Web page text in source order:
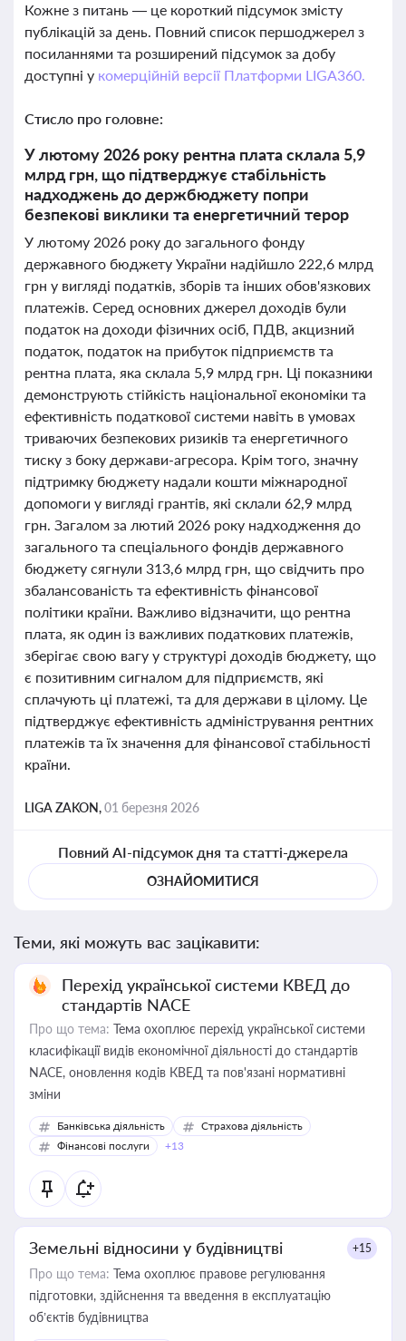
Кожне з питань — це короткий підсумок змісту
публікацій за день. Повний список першоджерел з
посиланнями та розширений підсумок за добу
доступні у комерційній версії Платформи LIGA360.
Стисло про головне:
У лютому 2026 року рентна плата склала 5,9
млрд грн, що підтверджує стабільність
надходжень до держбюджету попри
безпекові виклики та енергетичний терор
У лютому 2026 року до загального фонду
державного бюджету України надійшло 222,6 млрд
грн у вигляді податків, зборів та інших обов'язкових
платежів. Серед основних джерел доходів були
податок на доходи фізичних осіб, ПДВ, акцизний
податок, податок на прибуток підприємств та
рентна плата, яка склала 5,9 млрд грн. Ці показники
демонструють стійкість національної економіки та
ефективність податкової системи навіть в умовах
триваючих безпекових ризиків та енергетичного
тиску з боку держави-агресора. Крім того, значну
підтримку бюджету надали кошти міжнародної
допомоги у вигляді грантів, які склали 62,9 млрд
грн. Загалом за лютий 2026 року надходження до
загального та спеціального фондів державного
бюджету сягнули 313,6 млрд грн, що свідчить про
збалансованість та ефективність фінансової
політики країни. Важливо відзначити, що рентна
плата, як один із важливих податкових платежів,
зберігає свою вагу у структурі доходів бюджету, що
є позитивним сигналом для підприємств, які
сплачують ці платежі, та для держави в цілому. Це
підтверджує ефективність адміністрування рентних
платежів та їх значення для фінансової стабільності
країни.
LIGA ZAKON,01 березня 2026
Повний AI-підсумок дня та статті-джерела
ОЗНАЙОМИТИСЯ
Теми, які можуть вас зацікавити:
Перехід української системи КВЕД до
стандартів NACE
Про що тема: Тема охоплює перехід української системи
класифікації видів економічної діяльності до стандартів
NACE, оновлення кодів КВЕД та пов'язані нормативні
зміни
Банківська діяльність
Страхова діяльність
Фінансові послуги
+13
Земельні відносини у будівництві +15
Про що тема: Тема охоплює правове регулювання
підготовки, здійснення та введення в експлуатацію
об’єктів будівництва